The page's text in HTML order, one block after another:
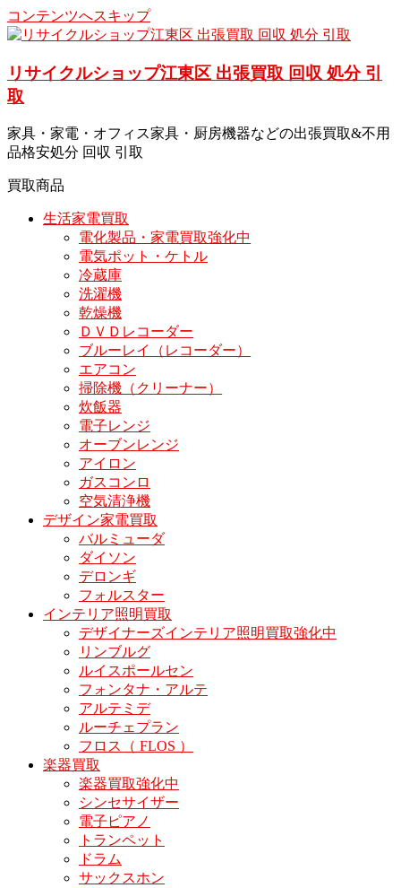
コンテンツへスキップ
リサイクルショップ江東区 出張買取 回収 処分 引
取
家具・家電・オフィス家具・厨房機器などの出張買取&不用
品格安処分 回収 引取
買取商品
生活家電買取
電化製品・家電買取強化中
電気ポット・ケトル
冷蔵庫
洗濯機
乾燥機
ＤＶＤレコーダー
ブルーレイ（レコーダー）
エアコン
掃除機（クリーナー）
炊飯器
電子レンジ
オーブンレンジ
アイロン
ガスコンロ
空気清浄機
デザイン家電買取
バルミューダ
ダイソン
デロンギ
フォルスター
インテリア照明買取
デザイナーズインテリア照明買取強化中
リンブルグ
ルイスポールセン
フォンタナ・アルテ
アルテミデ
ルーチェプラン
フロス（ FLOS ）
楽器買取
楽器買取強化中
シンセサイザー
電子ピアノ
トランペット
ドラム
サックスホン